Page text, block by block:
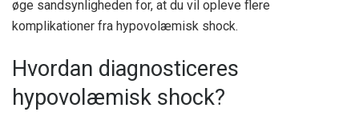
øge sandsynligheden for, at du vil opleve flere
komplikationer fra hypovolæmisk shock.
Hvordan diagnosticeres
hypovolæmisk shock?